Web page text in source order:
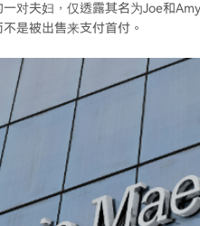
对夫妇，仅透露其名为Joe和
是被出售来支付首付。